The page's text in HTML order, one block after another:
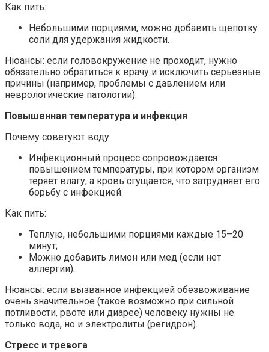
Как пить:
Небольшими порциями, можно добавить щепотку
соли для удержания жидкости.
Нюансы: если головокружение не проходит, нужно
обязательно обратиться к врачу и исключить серьезные
причины (например, проблемы с давлением или
неврологические патологии).
Повышенная температура и инфекция
Почему советуют воду:
Инфекционный процесс сопровождается
повышением температуры, при котором организм
теряет влагу, а кровь сгущается, что затрудняет его
борьбу с инфекцией.
Как пить:
Теплую, небольшими порциями каждые 15–20
минут;
Можно добавить лимон или мед (если нет
аллергии).
Нюансы: если вызванное инфекцией обезвоживание
очень значительное (такое возможно при сильной
потливости, рвоте или диарее) человеку нужны не
только вода, но и электролиты (регидрон).
Стресс и тревога